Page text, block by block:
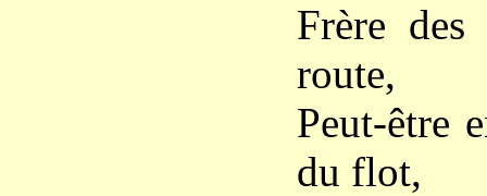
Frère
route,
Peut-être
du flot,